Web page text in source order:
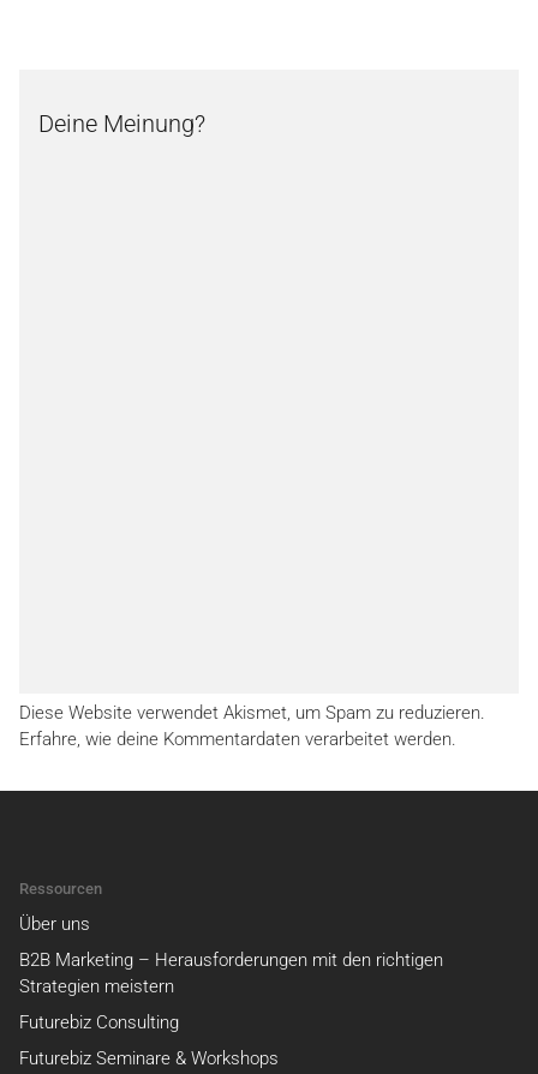
Deine Meinung?
Diese Website verwendet Akismet, um Spam zu reduzieren.
Erfahre, wie deine Kommentardaten verarbeitet werden.
Ressourcen
Über uns
B2B Marketing – Herausforderungen mit den richtigen
Strategien meistern
Futurebiz Consulting
Futurebiz Seminare & Workshops